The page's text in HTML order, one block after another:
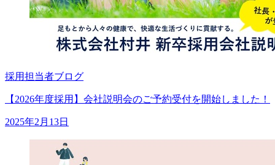
採用担当者ブログ
【2026年度採用】会社説明会のご予約受付を開始しました！
2025年2月13日